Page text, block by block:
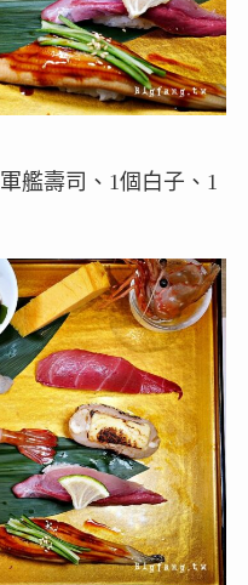
艦壽司、1個白子、1